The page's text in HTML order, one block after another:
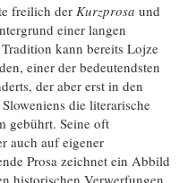
freilich der Kurzprosa und
einer langen
kann bereits Lojze
einer der bedeutendsten
der aber erst in den
die literarische
gebührt. Seine oft
auch auf eigener
Prosa zeichnet ein Abbild
historischen Verwerfungen